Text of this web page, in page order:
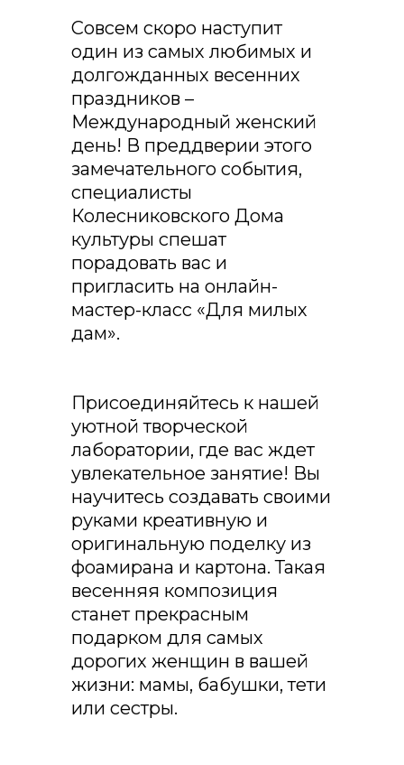
Совсем скоро наступит
один из самых любимых и
долгожданных весенних
праздников –
Международный женский
день! В преддверии этого
замечательного события,
специалисты
Колесниковского Дома
культуры спешат
порадовать вас и
пригласить на онлайн-
мастер-класс «Для милых
дам».
Присоединяйтесь к нашей
уютной творческой
лаборатории, где вас ждет
увлекательное занятие! Вы
научитесь создавать своими
руками креативную и
оригинальную поделку из
фоамирана и картона. Такая
весенняя композиция
станет прекрасным
подарком для самых
дорогих женщин в вашей
жизни: мамы, бабушки, тети
или сестры.